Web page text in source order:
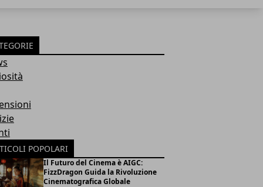
POPOLARI
Il Futuro del Cinema è AIGC:
FizzDragon Guida la Rivoluzione
Cinematografica Globale